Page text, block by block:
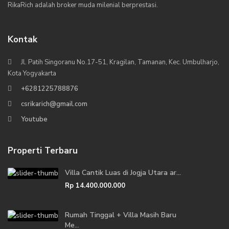
RikaRich adalah broker muda milenial berprestasi.
Kontak
Jl. Patih Singoranu No.17-51, Kragilan, Tamanan, Kec. Umbulharjo,
Kota Yogyakarta
+6281225788876
csrikarich@gmail.com
Youtube
Properti Terbaru
Villa Cantik Luas di Jogja Utara ar...
Rp 14.400.000.000
Rumah Tinggal + Villa Masih Baru
Me...